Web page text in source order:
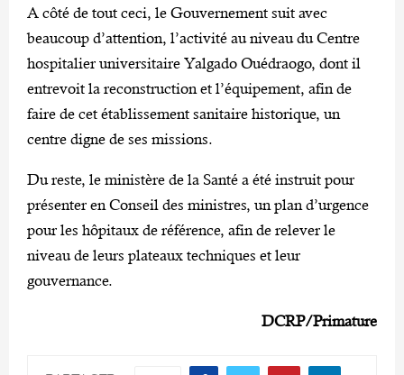
A côté de tout ceci, le Gouvernement suit avec
beaucoup d’attention, l’activité au niveau du Centre
hospitalier universitaire Yalgado Ouédraogo, dont il
entrevoit la reconstruction et l’équipement, afin de
faire de cet établissement sanitaire historique, un
centre digne de ses missions.
Du reste, le ministère de la Santé a été instruit pour
présenter en Conseil des ministres, un plan d’urgence
pour les hôpitaux de référence, afin de relever le
niveau de leurs plateaux techniques et leur
gouvernance.
DCRP/Primature